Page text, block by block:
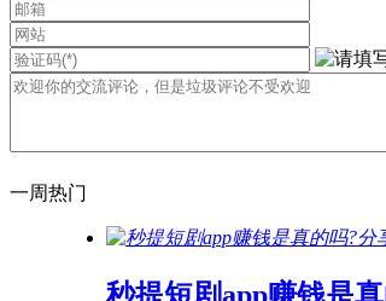
一周热门